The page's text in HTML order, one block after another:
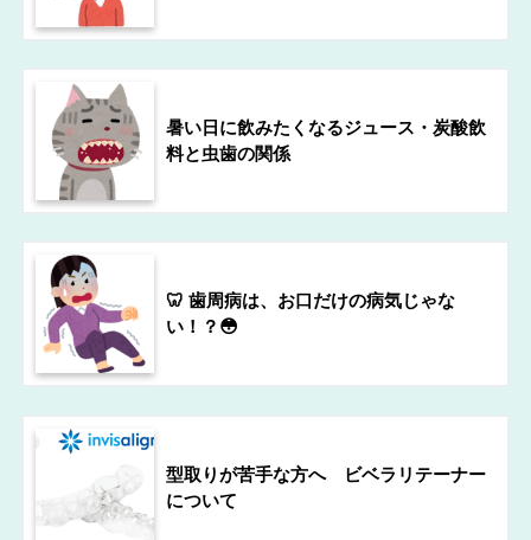
暑い日に飲みたくなるジュース・炭酸飲
料と虫歯の関係
🦷 歯周病は、お口だけの病気じゃな
い！？😳
型取りが苦手な方へ ビベラリテーナー
について